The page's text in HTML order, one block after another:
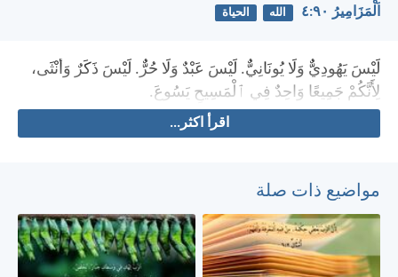
اَلْمَزَامِيرُ ٩٠:‏٤ الله الحياة
لَيْسَ يَهُودِيٌّ وَلَا يُونَانِيٌّ. لَيْسَ عَبْدٌ وَلَا حُرٌّ. لَيْسَ ذَكَرٌ وَأُنْثَى،
لِأَنَّكُمْ جَمِيعًا وَاحِدٌ فِي ٱلْمَسِيحِ يَسُوعَ.
اقرأ اكثر...
مواضيع ذات صلة